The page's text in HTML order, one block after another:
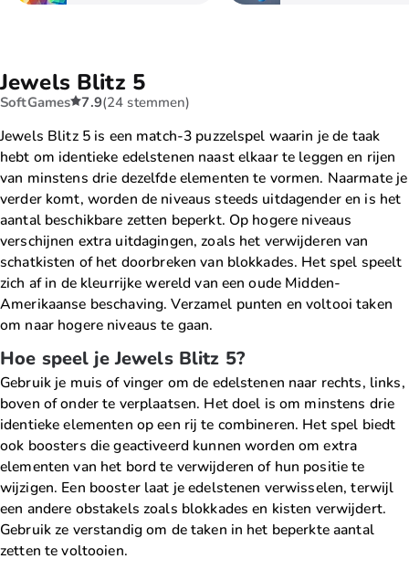
Jewels Blitz 5
SoftGames 7.9(24 stemmen)
Jewels Blitz 5 is een match-3 puzzelspel waarin je de taak
hebt om identieke edelstenen naast elkaar te leggen en rijen
van minstens drie dezelfde elementen te vormen. Naarmate je
verder komt, worden de niveaus steeds uitdagender en is het
aantal beschikbare zetten beperkt. Op hogere niveaus
verschijnen extra uitdagingen, zoals het verwijderen van
schatkisten of het doorbreken van blokkades. Het spel speelt
zich af in de kleurrijke wereld van een oude Midden-
Amerikaanse beschaving. Verzamel punten en voltooi taken
om naar hogere niveaus te gaan.
Hoe speel je Jewels Blitz 5?
Gebruik je muis of vinger om de edelstenen naar rechts, links,
boven of onder te verplaatsen. Het doel is om minstens drie
identieke elementen op een rij te combineren. Het spel biedt
ook boosters die geactiveerd kunnen worden om extra
elementen van het bord te verwijderen of hun positie te
wijzigen. Een booster laat je edelstenen verwisselen, terwijl
een andere obstakels zoals blokkades en kisten verwijdert.
Gebruik ze verstandig om de taken in het beperkte aantal
zetten te voltooien.